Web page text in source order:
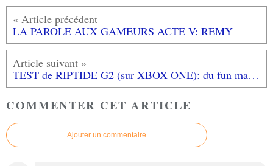
LA PAROLE AUX GAMEURS ACTE V: REMY
TEST de RIPTIDE G2 (sur XBOX ONE): du fun mais...
COMMENTER CET ARTICLE
Ajouter un commentaire